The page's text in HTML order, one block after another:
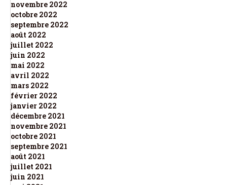
novembre 2022
octobre 2022
septembre 2022
août 2022
juillet 2022
juin 2022
mai 2022
avril 2022
mars 2022
février 2022
janvier 2022
décembre 2021
novembre 2021
octobre 2021
septembre 2021
août 2021
juillet 2021
juin 2021